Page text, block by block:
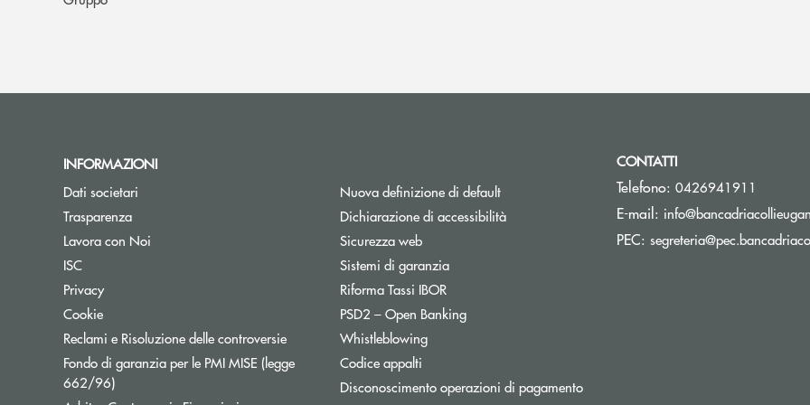
INFORMAZIONI
Dati societari
Trasparenza
Lavora con Noi
ISC
Privacy
Cookie
Reclami e Risoluzione delle controversie
Fondo di garanzia per le PMI MISE (legge
662/96)Apre una nuova finestra
Nuova definizione di default
Dichiarazione di accessibilità
Sicurezza web
Sistemi di garanziaApre una nuova finestra
Riforma Tassi IBORApre una nuova finestra
PSD2 – Open Banking
Whistleblowing
Codice appalti
Disconoscimento operazioni di pagamento
CONTATTI
Telefono: 0426941911
E-mail:
PEC: